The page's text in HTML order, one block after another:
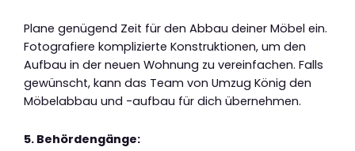
Plane genügend Zeit für den Abbau deiner Möbel ein.
Fotografiere komplizierte Konstruktionen, um den
Aufbau in der neuen Wohnung zu vereinfachen. Falls
gewünscht, kann das Team von Umzug König den
Möbelabbau und -aufbau für dich übernehmen.
5. Behördengänge: